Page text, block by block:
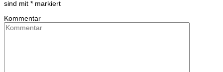
sind mit * markiert
Kommentar